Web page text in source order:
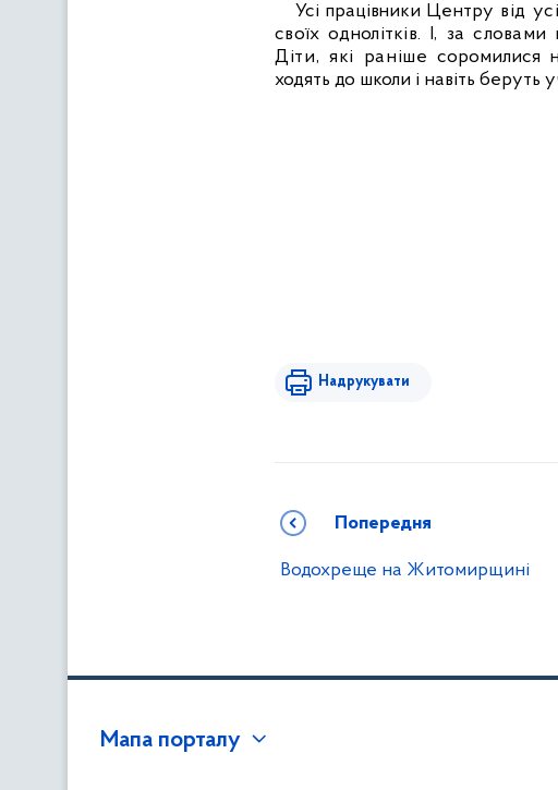
Усі працівники Центру від
своїх однолітків. І, за
Діти, які ранішесоромилися
ходять до школи і навіть беруть
Надрукувати
Попередня
Водохреще на Житомирщині
Мапа порталу